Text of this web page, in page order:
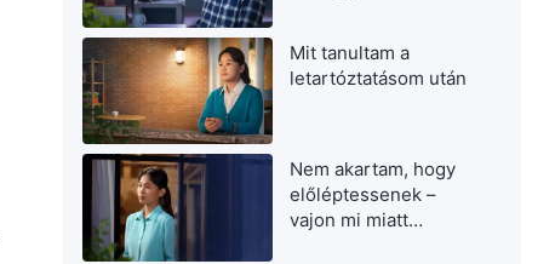
Mit tanultam a
letartóztatásom után
Nem akartam, hogy
előléptessenek –
vajon mi miatt